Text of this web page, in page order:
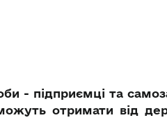
- підприємці та
отримати від